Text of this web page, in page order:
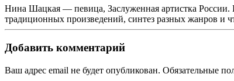
Нина Шацкая — певица, Заслуженная артистка России.
традиционных произведений, синтез разных жанров и
Добавить комментарий
Ваш адрес email не будет опубликован. Обязательные